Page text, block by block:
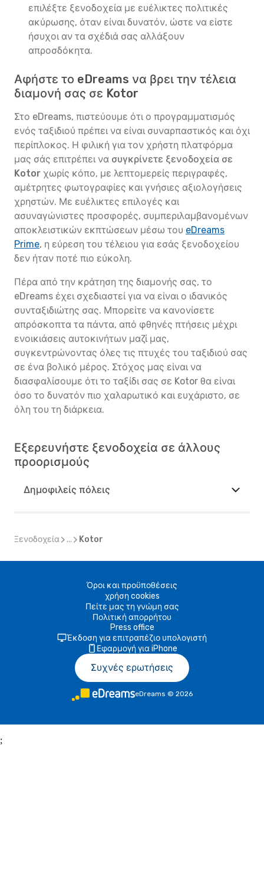
επιλέξτε ξενοδοχεία με ευέλικτες πολιτικές
ακύρωσης, όταν είναι δυνατόν, ώστε να είστε
ήσυχοι αν τα σχέδιά σας αλλάξουν
απροσδόκητα.
Αφήστε το eDreams να βρει την τέλεια
διαμονή σας σε Kotor
Στο eDreams, πιστεύουμε ότι ο προγραμματισμός
ενός ταξιδιού πρέπει να είναι συναρπαστικός και όχι
περίπλοκος. Η φιλική για τον χρήστη πλατφόρμα
μας σάς επιτρέπει να συγκρίνετε ξενοδοχεία σε
Kotor χωρίς κόπο, με λεπτομερείς περιγραφές,
αμέτρητες φωτογραφίες και γνήσιες αξιολογήσεις
χρηστών. Με ευέλικτες επιλογές και
ασυναγώνιστες προσφορές, συμπεριλαμβανομένων
αποκλειστικών εκπτώσεων μέσω του eDreams
Prime, η εύρεση του τέλειου για εσάς ξενοδοχείου
δεν ήταν ποτέ πιο εύκολη.
Πέρα από την κράτηση της διαμονής σας, το
eDreams έχει σχεδιαστεί για να είναι ο ιδανικός
συνταξιδιώτης σας. Μπορείτε να κανονίσετε
απρόσκοπτα τα πάντα, από φθηνές πτήσεις μέχρι
ενοικιάσεις αυτοκινήτων μαζί μας,
συγκεντρώνοντας όλες τις πτυχές του ταξιδιού σας
σε ένα βολικό μέρος. Στόχος μας είναι να
διασφαλίσουμε ότι το ταξίδι σας σε Kotor θα είναι
όσο το δυνατόν πιο χαλαρωτικό και ευχάριστο, σε
όλη του τη διάρκεια.
Εξερευνήστε ξενοδοχεία σε άλλους
προορισμούς
Δημοφιλείς πόλεις
Ξενοδοχεία ... Kotor
Όροι και προϋποθέσεις
χρήση cookies
Πείτε μας τη γνώμη σας
Πολιτική απορρήτου
Press office
Έκδοση για επιτραπέζιο υπολογιστή
Εφαρμογή για iPhone
Συχνές ερωτήσεις
eDreams © 2026
;